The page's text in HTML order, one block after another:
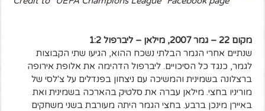
מקום 22 – גמר 2007, מילאן – ליברפול 1:2
שנתיים אחרי הגמר הבלתי נשכח ההוא, הגיעו שתי הקבוצות
לגמר, כנגד כל הסיכויים. ליברפול הדהימה את אלופת אירופה
ברצלונה בשמינית והמשיכה עם ניצחון בפנדלים על צ'לסי של
מוריניו בחצי. מילאן עברה את סלטיק בהארכה בשמינית ואת
באיירן מינכן ברבע. בחצי הגמר היתה מעורבת בשני משחקים